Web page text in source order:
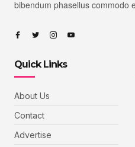
bibendum phasellus commodo
Quick Links
About Us
Contact
Advertise